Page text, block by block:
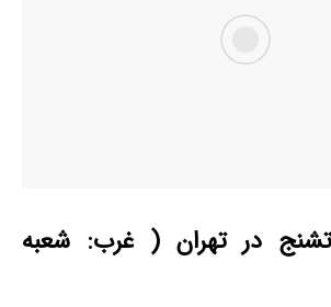
تشنج در تهران ( غرب: شعبه